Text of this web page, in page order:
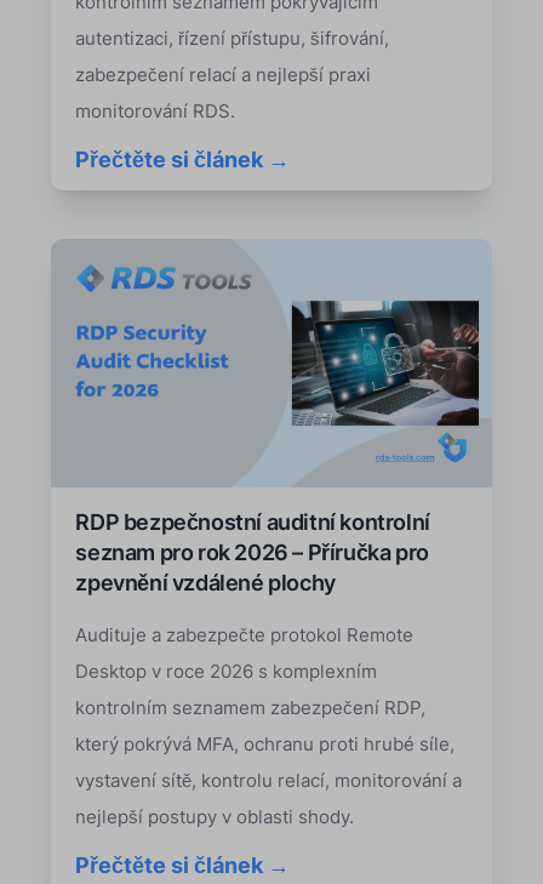
autentizaci, řízení přístupu, šifrování,
zabezpečení relací a nejlepší praxi
monitorování RDS.
Přečtěte si článek →
RDP bezpečnostní auditní kontrolní
seznam pro rok 2026 – Příručka pro
zpevnění vzdálené plochy
Audituje a zabezpečte protokol Remote
Desktop v roce 2026 s komplexním
kontrolním seznamem zabezpečení RDP,
který pokrývá MFA, ochranu proti hrubé síle,
vystavení sítě, kontrolu relací, monitorování a
nejlepší postupy v oblasti shody.
Přečtěte si článek →